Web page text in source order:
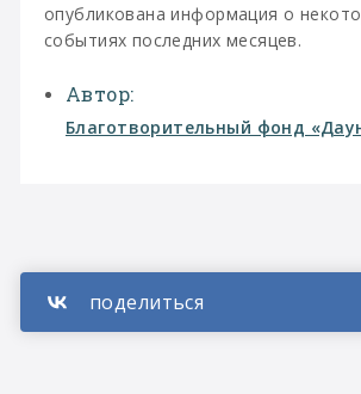
опубликована информация о
событиях последних месяцев.
Автор:
Благотворительный фонд